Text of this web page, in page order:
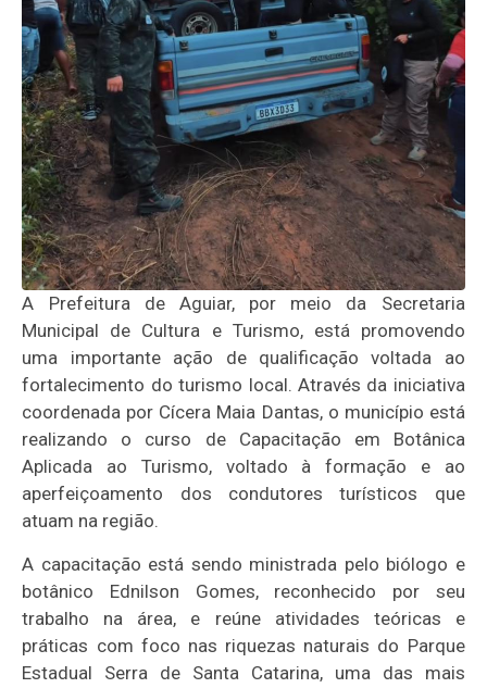
A Prefeitura de Aguiar, por meio da Secretaria
Municipal de Cultura e Turismo, está promovendo
uma importante ação de qualificação voltada ao
fortalecimento do turismo local. Através da iniciativa
coordenada por Cícera Maia Dantas, o município está
realizando o curso de Capacitação em Botânica
Aplicada ao Turismo, voltado à formação e ao
aperfeiçoamento dos condutores turísticos que
atuam na região.
A capacitação está sendo ministrada pelo biólogo e
botânico Ednilson Gomes, reconhecido por seu
trabalho na área, e reúne atividades teóricas e
práticas com foco nas riquezas naturais do Parque
Estadual Serra de Santa Catarina, uma das mais